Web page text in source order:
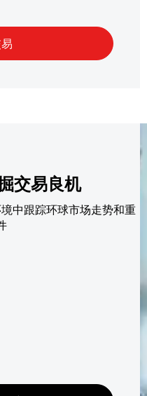
交易良机
中跟踪环球市场走势和重